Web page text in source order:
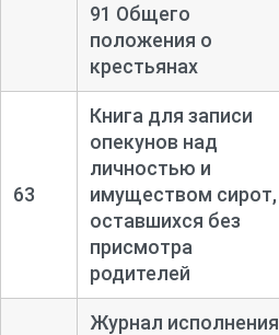
91 Общего
положения о
крестьянах
63
Книга для записи
опекунов над
личностью и
имуществом сирот,
оставшихся без
присмотра
родителей
Журнал исполнения